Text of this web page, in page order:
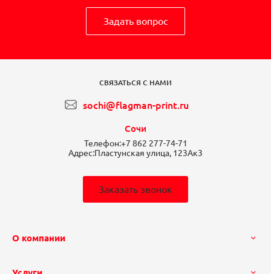
Задать вопрос
СВЯЗАТЬСЯ С НАМИ
sochi@flagman-print.ru
Сочи
Телефон:+7 862 277-74-71
Адрес:Пластунская улица, 123Ак3
Заказать звонок
О компании